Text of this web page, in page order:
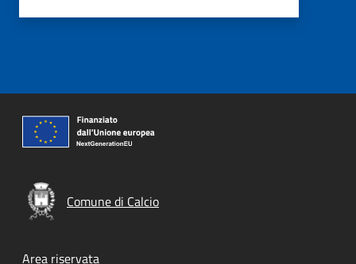
Comune di Calcio
Area riservata